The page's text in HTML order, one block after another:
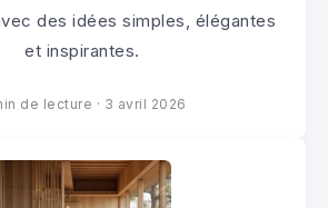
des idées simples, élégantes
et inspirantes.
de lecture · 3 avril 2026